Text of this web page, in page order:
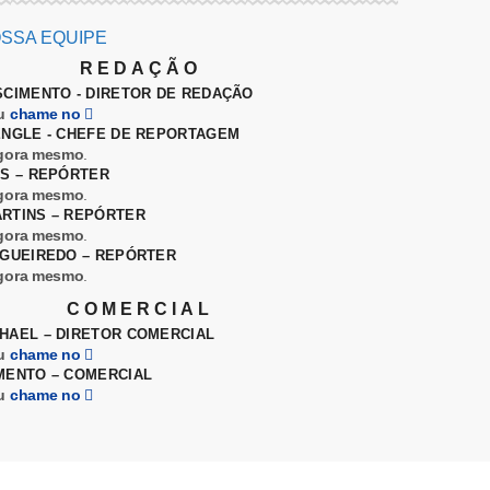
EQUIPE
REDAÇÃO
- DIRETOR DE REDAÇÃO
chame no
- CHEFE DE REPORTAGEM
mesmo
– REPÓRTER
mesmo
– REPÓRTER
mesmo
– REPÓRTER
mesmo
COMERCIAL
– DIRETOR COMERCIAL
chame no
– COMERCIAL
chame no